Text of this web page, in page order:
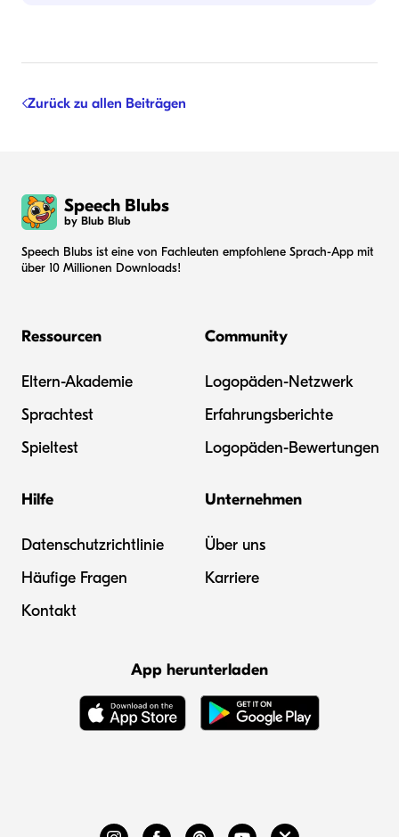
Zurück zu allen Beiträgen
Speech Blubs
by Blub Blub
Speech Blubs ist eine von Fachleuten empfohlene Sprach-App mit
über 10 Millionen Downloads!
Ressourcen
Eltern-Akademie
Sprachtest
Spieltest
Community
Logopäden-Netzwerk
Erfahrungsberichte
Logopäden-Bewertungen
Hilfe
Datenschutzrichtlinie
Häufige Fragen
Kontakt
Unternehmen
Über uns
Karriere
App herunterladen